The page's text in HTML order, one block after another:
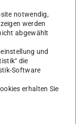
notwendig,
werden
abgewählt
und
die
Software
erhalten Sie